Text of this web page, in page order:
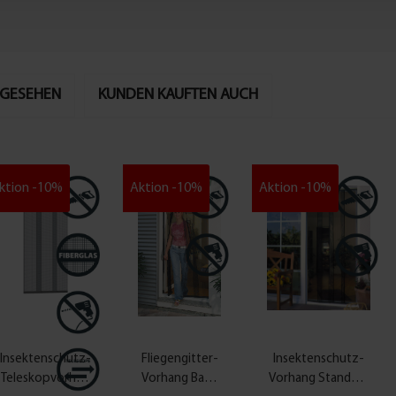
KUNDEN KAUFTEN AUCH
-10%
Insektenschutz-
Teleskopvorhan
Aktion -10%
Fliegengitter-
Vorhang Basic
Aktion -10%
Insektenschutz-
Vorhang Standard